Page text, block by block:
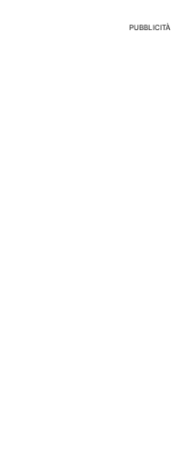
PUBBLICITÀ